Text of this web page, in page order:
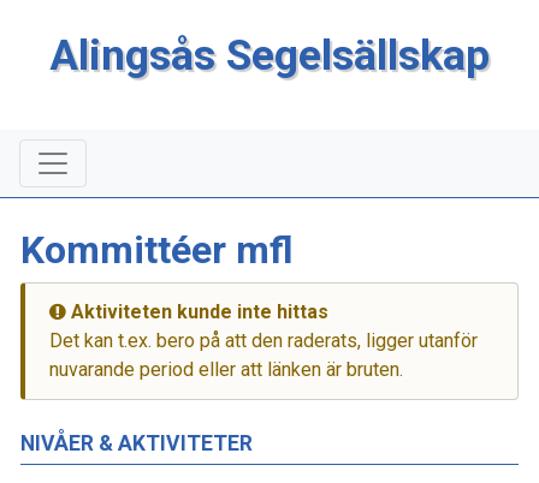
Alingsås Segelsällskap
Kommittéer mfl
Aktiviteten kunde inte hittas
Det kan t.ex. bero på att den raderats, ligger utanför
nuvarande period eller att länken är bruten.
NIVÅER & AKTIVITETER